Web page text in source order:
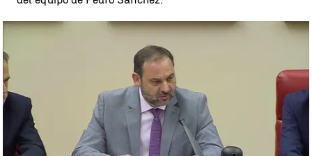
Fomento propone la construcción de 20.000 viviendas para jóvenes
Fomento propone la construcción de 20.000
viviendas para jóvenes y rentas bajas
Fomento ha anunciado un plan de 20.000 viviendas en
alquiler a precios asequibles en un plazo de cuatro a
seis años. También para cesión en uso. Se elegirán las
ciudades donde han subido más los precios del
alquiler. Además se quiere alargar la duración de los
contratos, y se va a limitar la cuantía de las fianzas.